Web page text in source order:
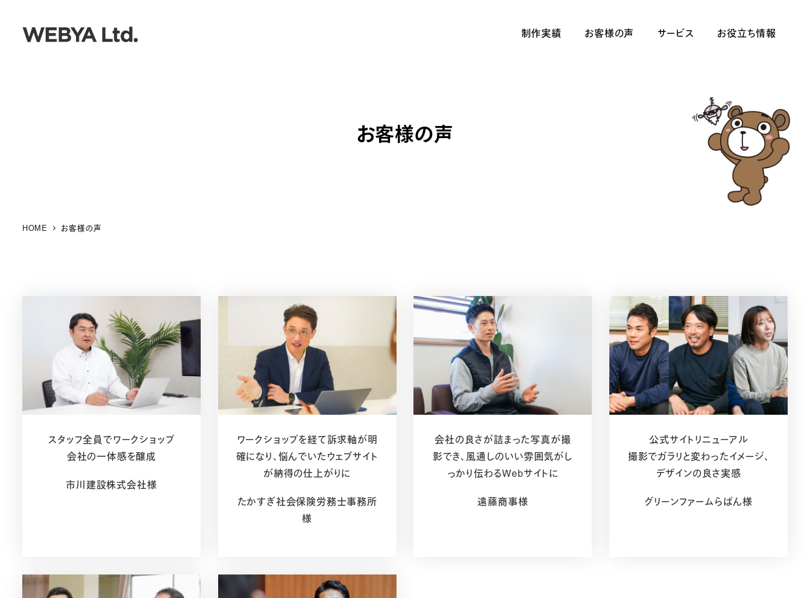
制作実績 お客様の声 サービス お役立ち情報
お客様の声
HOME お客様の声
スタッフ全員でワークショップ
会社の一体感を醸成
市川建設株式会社様
ワークショップを経て訴求軸が明
確になり、悩んでいたウェブサイト
が納得の仕上がりに
たかすぎ社会保険労務士事務所
様
会社の良さが詰まった写真が撮
影でき、風通しのいい雰囲気がし
っかり伝わるWebサイトに
遠藤商事様
公式サイトリニューアル
撮影でガラリと変わったイメージ、
デザインの良さ実感
グリーンファームらぱん様